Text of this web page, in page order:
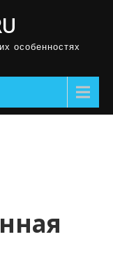
особенностях